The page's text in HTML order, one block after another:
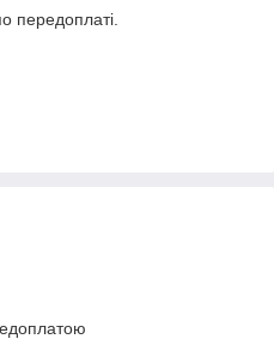
передоплаті.